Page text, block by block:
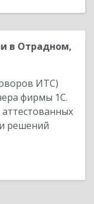
в Отрадном,
ИТС)
фирмы 1С.
решений